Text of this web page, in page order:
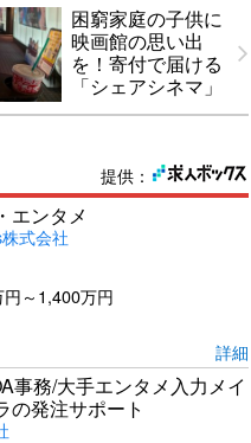
困窮家庭の子供に
映画館の思い出
を！寄付で届ける
「シェアシネマ」
提供：
エンタメ
式会社
～1,400万円
詳細
事務/大手エンタメ入力メイ
の発注サポート